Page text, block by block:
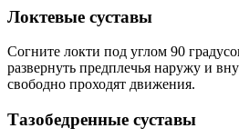
Локтевые суставы
Согните локти под углом 90
развернуть предплечья наружу и
свободно проходят движения.
Тазобедренные суставы